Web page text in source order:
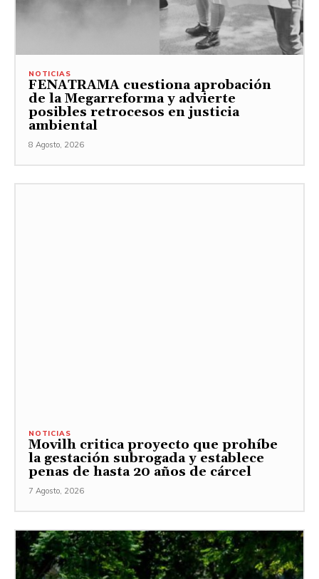
NOTICIAS
FENATRAMA cuestiona aprobación
de la Megarreforma y advierte
posibles retrocesos en justicia
ambiental
8 Agosto, 2026
NOTICIAS
Movilh critica proyecto que prohíbe
la gestación subrogada y establece
penas de hasta 20 años de cárcel
7 Agosto, 2026